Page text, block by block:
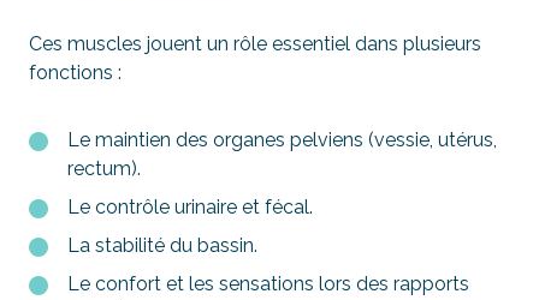
Ces muscles jouent un rôle essentiel dans plusieurs
fonctions :
Le maintien des organes pelviens (vessie, utérus,
rectum).
Le contrôle urinaire et fécal.
La stabilité du bassin.
Le confort et les sensations lors des rapports